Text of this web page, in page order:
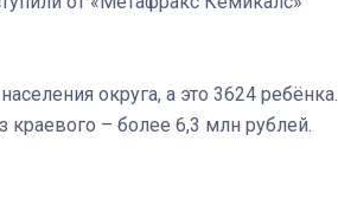
округа, а это 3624 ребёнка.
– более 6,3 млн рублей.